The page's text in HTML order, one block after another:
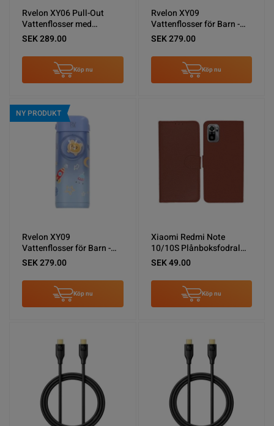
Rvelon XY06 Pull-Out
Vattenflosser med
spolning - Rosa
SEK 289.00
Köp nu
Rvelon XY09
Vattenflosser för Barn -
Rosa
SEK 279.00
Köp nu
NY PRODUKT
Rvelon XY09
Vattenflosser för Barn -
Blå
SEK 279.00
Köp nu
Xiaomi Redmi Note
10/10S Plånboksfodral
med Stativ - Brun
SEK 49.00
Köp nu